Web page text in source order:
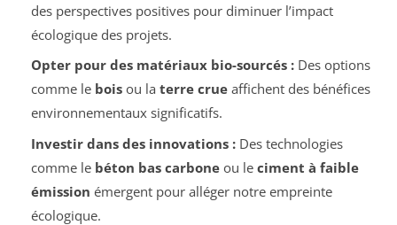
des perspectives positives pour diminuer l’impact
écologique des projets.
Opter pour des matériaux bio-sourcés :Des options
comme le boisou la terre crueaffichent des bénéfices
environnementaux significatifs.
Investir dans des innovations :Des technologies
comme le béton bas carboneou le ciment à faible
émission émergent pour alléger notre empreinte
écologique.